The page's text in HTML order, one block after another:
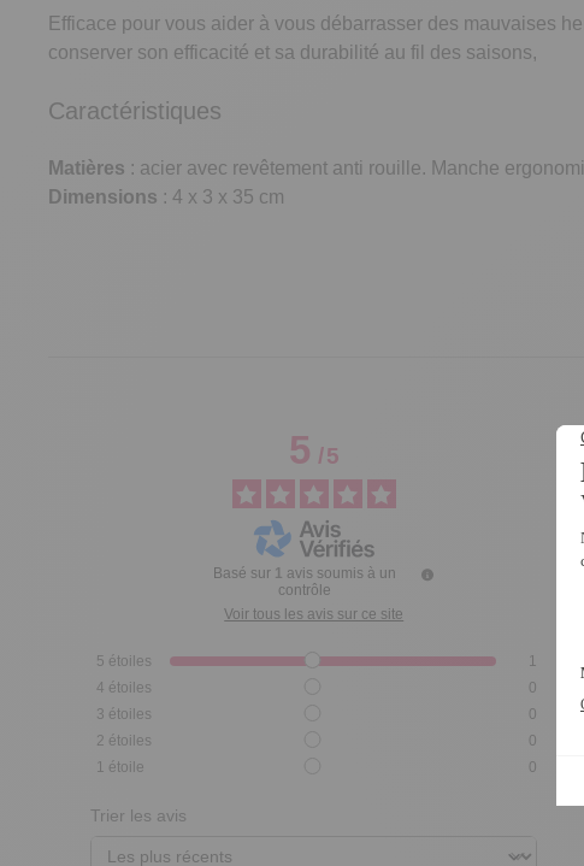
Efficace pour vous aider à vous débarrasser des mauvaises
conserver son efficacité et sa durabilité au fil des saisons,
Caractéristiques
Matières : acier avec revêtement anti rouille. Manche
Dimensions : 4 x 3 x 35 cm
5/5
Basé sur 1 avis soumis à un
contrôle
Voir tous les avis sur ce site
5 étoiles
1
4 étoiles
0
3 étoiles
0
2 étoiles
0
1 étoile 0
Trier les avis